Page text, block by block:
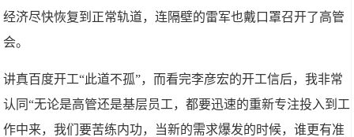
经济尽快恢复到正常轨道，连隔壁的雷军也戴口罩召开了高管
会。
讲真百度开工“此道不孤”，而看完李彦宏的开工信后，我非常
认同“无论是高管还是基层员工，都要迅速的重新专注投入到工
作中来，我们要苦练内功，当新的需求爆发的时候，谁更有准